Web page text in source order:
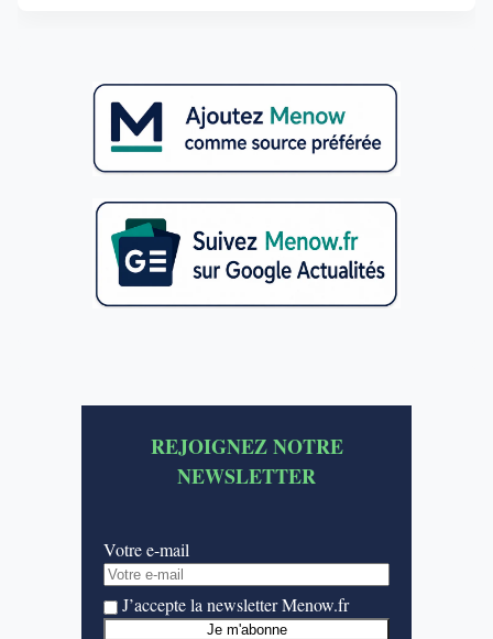
REJOIGNEZ NOTRE
NEWSLETTER
Votre e-mail
J’accepte la newsletter Menow.fr